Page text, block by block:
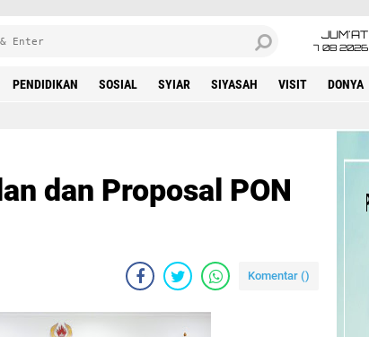
JUM'AT
7 08 2026
PENDIDIKAN SOSIAL SYIAR SIYASAH VISIT DONYA
dan Proposal PON
Komentar ()